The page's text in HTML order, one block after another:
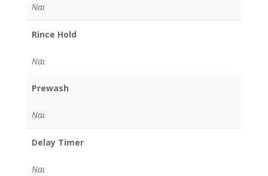
Ναι
Rince Hold
Ναι
Prewash
Ναι
Delay Timer
Ναι